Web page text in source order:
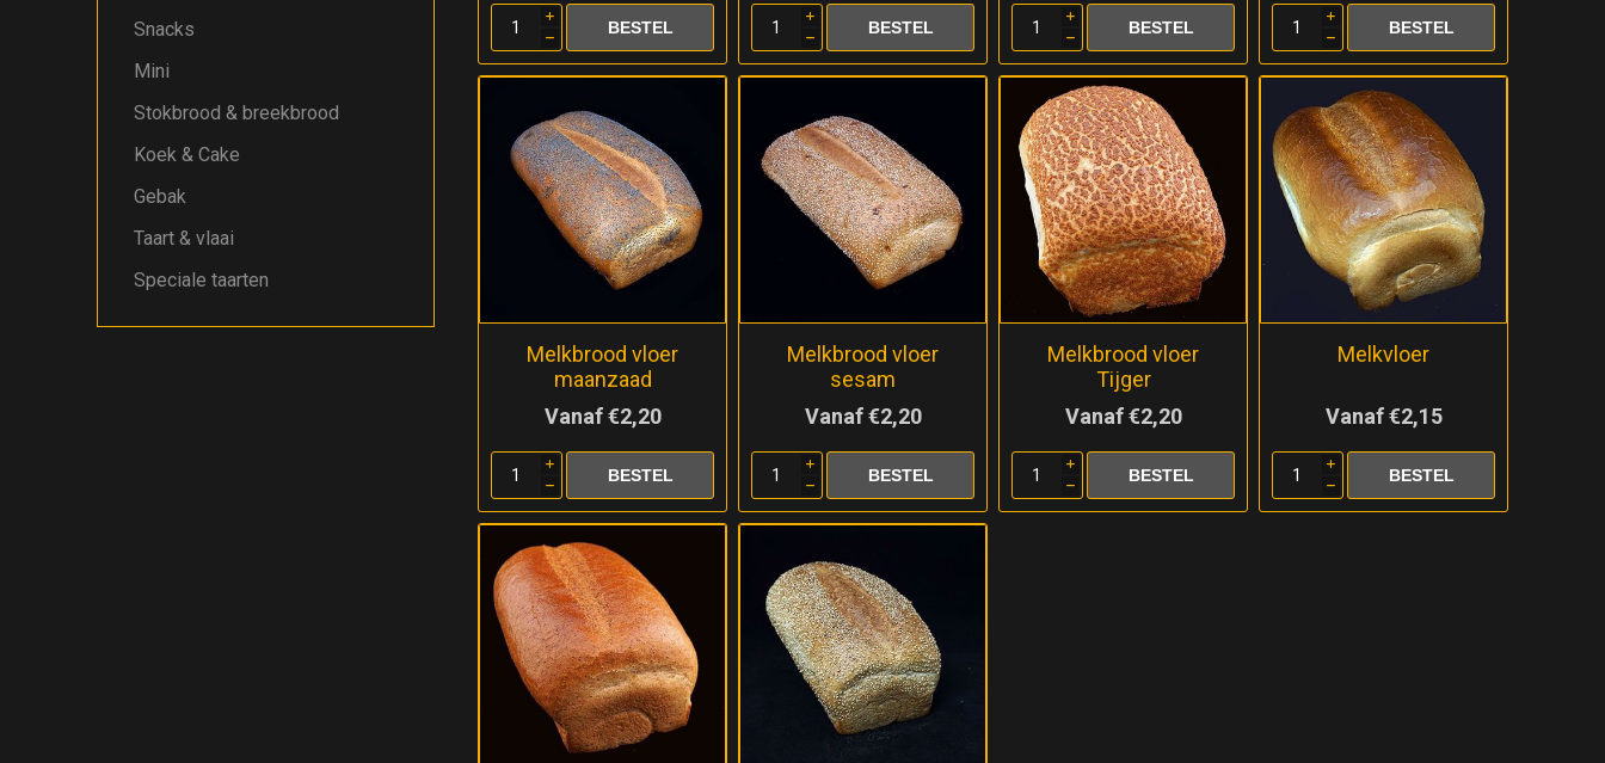
i
h
i
h
i
h
i
h
Melkbrood vloer
maanzaad
Vanaf €2,20
i
h
Melkbrood vloer
sesam
Vanaf €2,20
i
h
Melkbrood vloer
Tijger
Vanaf €2,20
i
h
Melkvloer
Vanaf €2,15
i
h
Snacks
Mini
Stokbrood & breekbrood
Koek & Cake
Gebak
Taart & vlaai
Speciale taarten